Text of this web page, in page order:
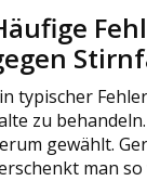
typischer
zu
gewählt.
man so